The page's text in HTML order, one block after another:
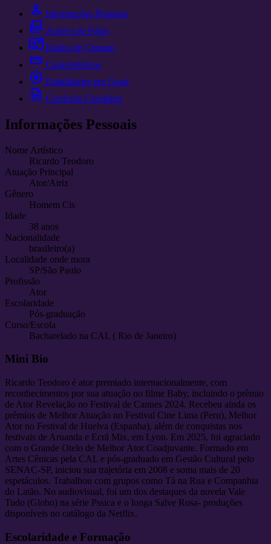
person Informações Pessoais
photo_library Acervo de Fotos
contact_mail Dados de Contato
straighten Características
stars Habilidades em Geral
description Currículo Completo
Informações Pessoais
Nome Artístico
Ricardo Teodoro
Atuação Principal
Ator/Atriz
Gênero
Homem Cis
Idade
38 anos
Nacionalidade
brasileiro(a)
Localidade onde mora
SP/São Paulo
Profissão
Ator
Escolaridade
Pós-graduação
Curso/Escola
Bacharelado na CAL ( Rio de Janeiro)
Mini Bio
Ricardo Teodoro é ator premiado internacionalmente, com
reconhecimentos por sua atuação no filme Baby, incluindo o prêmio
de Ator Revelação no Festival de Cannes 2024. Recebeu ainda os
prêmios de Melhor Atuação no Festival Cine Lima (Peru), Melhor
Ator no Festival de Huelva (Espanha), além de conquistas nos
festivais de Aruanda e Ecrã Mix, em Lyon. Em 2025, foi agraciado
com o Grande Otelo de Melhor Ator Coadjuvante. Formado em
Artes Cênicas pela CAL e pós-graduado em Gestão Cultural pelo
SENAC-SP, iniciou sua trajetória em 2008 e soma mais de 20
espetáculos. Trabalhou com grupos como Tá na Rua e Companhia
do Latão. No audiovisual, foi um dos destaques da novela Vale
Tudo (Globo) na série Pssica e o longa Salve Rosa- produções
disponíveis no catálogo da Netflix.
Escolaridade e Formação